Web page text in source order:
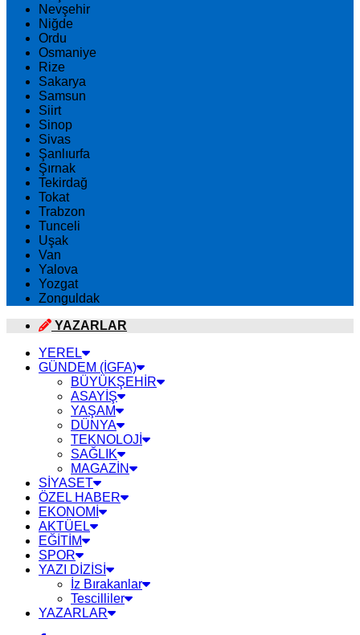
Nevşehir
Niğde
Ordu
Osmaniye
Rize
Sakarya
Samsun
Siirt
Sinop
Sivas
Şanlıurfa
Şırnak
Tekirdağ
Tokat
Trabzon
Tunceli
Uşak
Van
Yalova
Yozgat
Zonguldak
YAZARLAR
YEREL
GÜNDEM (İGFA)
BÜYÜKŞEHİR
ASAYİŞ
YAŞAM
DÜNYA
TEKNOLOJİ
SAĞLIK
MAGAZİN
SİYASET
ÖZEL HABER
EKONOMİ
AKTÜEL
EĞİTİM
SPOR
YAZI DİZİSİ
İz Bırakanlar
Tescilliler
YAZARLAR